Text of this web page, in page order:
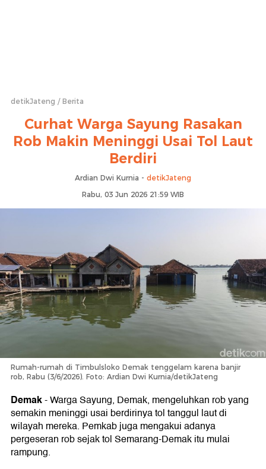
detikJateng Berita
Curhat Warga Sayung Rasakan
Rob Makin Meninggi Usai Tol Laut
Berdiri
Ardian Dwi Kurnia - detikJateng
Rabu, 03 Jun 2026 21:59 WIB
Rumah-rumah di Timbulsloko Demak tenggelam karena banjir
rob, Rabu (3/6/2026). Foto: Ardian Dwi Kurnia/detikJateng
Demak-Warga Sayung, Demak, mengeluhkan rob yang
semakin meninggi usai berdirinya tol tanggul laut di
wilayah mereka. Pemkab juga mengakui adanya
pergeseran rob sejak tol Semarang-Demak itu mulai
rampung.